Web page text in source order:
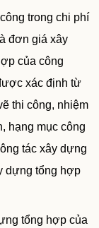
trong chi phí
đơn giá xây
của công
xác định từ
thi công, nhiệm
hạng mục công
tác xây dựng
dựng tổng hợp
tổng hợp của